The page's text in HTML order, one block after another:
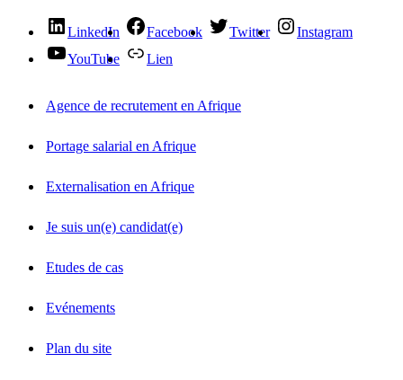
LinkedIn Facebook Twitter
Instagram
YouTube
Lien
Agence de recrutement en Afrique
Portage salarial en Afrique
Externalisation en Afrique
Je suis un(e) candidat(e)
Etudes de cas
Evénements
Plan du site